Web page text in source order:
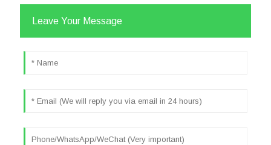
Leave Your Message